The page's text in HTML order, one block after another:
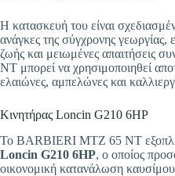
Η κατασκευή του είναι
ανάγκες της σύγχρονης γεωργίας,
ζωής και μειωμένες απαιτήσεις
NT μπορεί να χρησιμοποιηθεί
ελαιώνες, αμπελώνες και
Κινητήρας Loncin G210 6HP
Το BARBIERI MTZ 65 NT
Loncin G210 6HP, ο οποίος
οικονομική κατανάλωση